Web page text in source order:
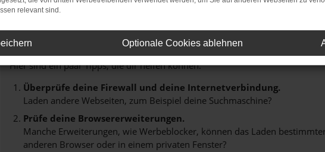
Fehler: Network Error
Hier sind ein paar Tipps, die dir helfen können:
Überprüfe deine Firewall und deine Internetverbindung.
Laden andere Webseiten, zum Beispiel deine Suchmaschine?
Prüfe deine Browsererweiterungen.
Manche Erweiterungen, wie Werbeblocker, können das Laden
anderen Browser oder in einem privaten Fenster?
relevant sind.
Optionale Cookies ablehnen